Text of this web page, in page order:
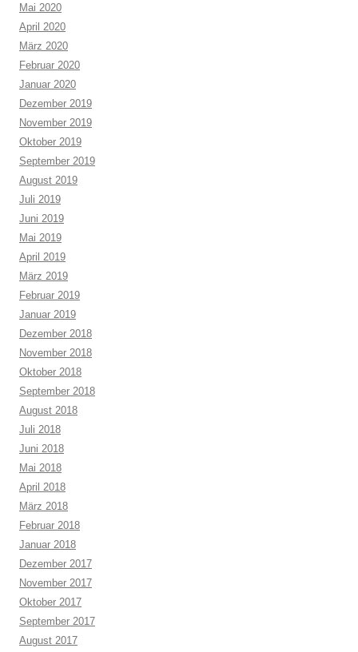
Mai 2020
April 2020
März 2020
Februar 2020
Januar 2020
Dezember 2019
November 2019
Oktober 2019
September 2019
August 2019
Juli 2019
Juni 2019
Mai 2019
April 2019
März 2019
Februar 2019
Januar 2019
Dezember 2018
November 2018
Oktober 2018
September 2018
August 2018
Juli 2018
Juni 2018
Mai 2018
April 2018
März 2018
Februar 2018
Januar 2018
Dezember 2017
November 2017
Oktober 2017
September 2017
August 2017